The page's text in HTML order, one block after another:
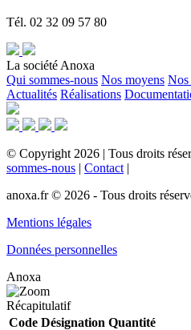
Tél. 02 32 09 57 80
La société Anoxa
Qui sommes-nous Nos moyens Nos
Actualités Réalisations
© Copyright 2026 | Tous droits
sommes-nous | Contact |
anoxa.fr © 2026 - Tous droits
Mentions légales
Données personnelles
Anoxa
Récapitulatif
Code Désignation Quantité